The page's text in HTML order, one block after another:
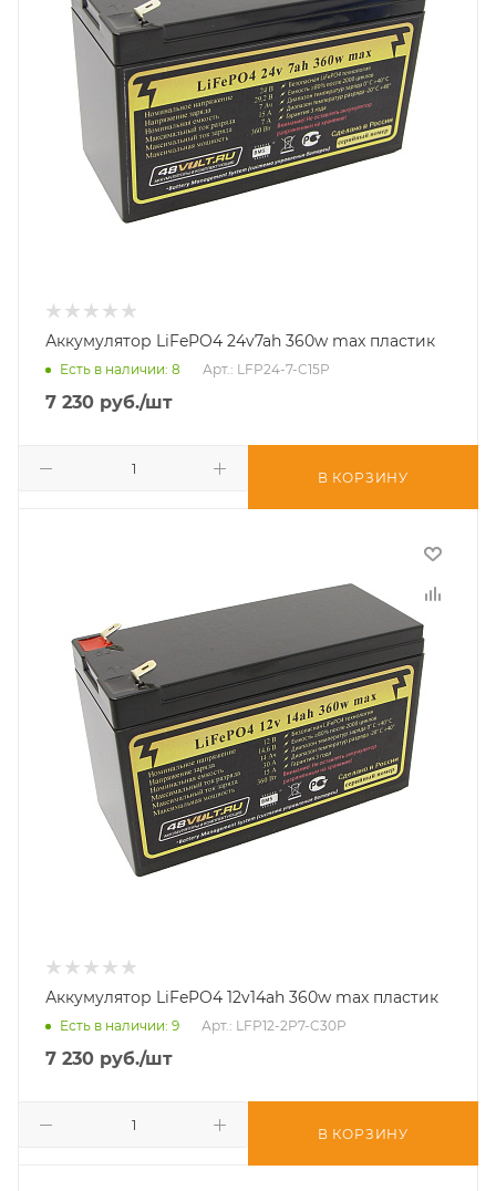
Аккумулятор LiFePO4 24v7ah 360w max пластик
Есть в наличии: 8 Арт.: LFP24-7-C15P
7 230 руб./шт
В КОРЗИНУ
Аккумулятор LiFePO4 12v14ah 360w max пластик
Есть в наличии: 9 Арт.: LFP12-2P7-C30P
7 230 руб./шт
В КОРЗИНУ